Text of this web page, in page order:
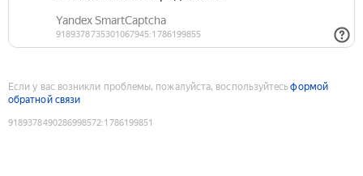
Если у вас возникли проблемы, пожалуйста, воспользуйтесьформой
обратной связи
9189378490286998572:1786199851